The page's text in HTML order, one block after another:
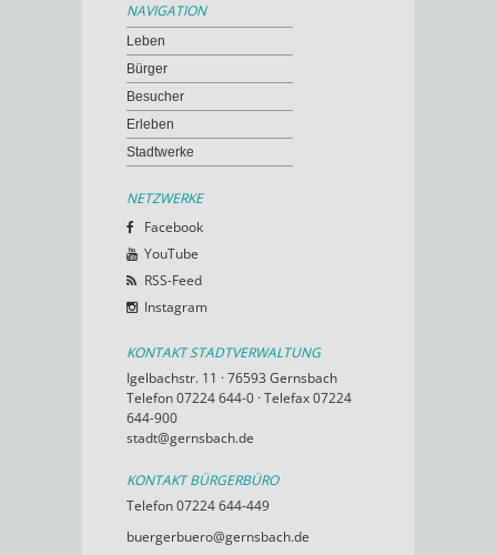
NAVIGATION
Leben
Bürger
Besucher
Erleben
Stadtwerke
NETZWERKE
Facebook
YouTube
RSS-Feed
Instagram
KONTAKT STADTVERWALTUNG
Igelbachstr. 11 · 76593 Gernsbach
Telefon 07224 644-0 · Telefax 07224
644-900
stadt@gernsbach.de
KONTAKT BÜRGERBÜRO
Telefon 07224 644-449
buergerbuero@gernsbach.de